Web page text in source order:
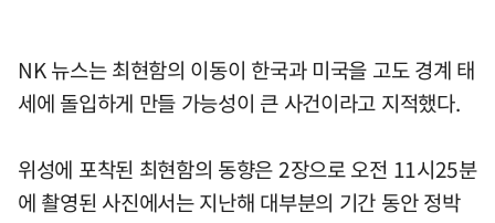
NK 뉴스는 최현함의 이동이 한국과 미국을 고도 경계 태
세에 돌입하게 만들 가능성이 큰 사건이라고 지적했다.
위성에 포착된 최현함의 동향은 2장으로 오전 11시25분
에 촬영된 사진에서는 지난해 대부분의 기간 동안 정박